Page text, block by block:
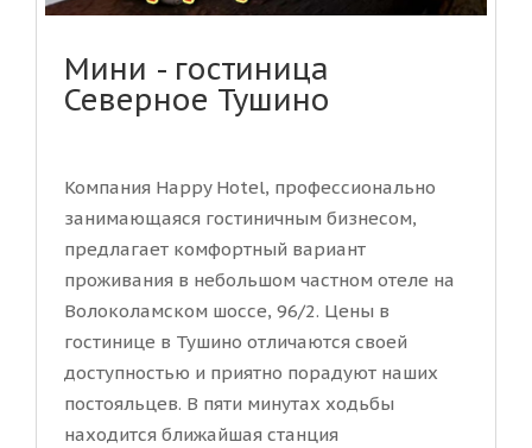
Мини - гостиница
Северное Тушино
Компания Happy Hotel, профессионально
занимающаяся гостиничным бизнесом,
предлагает комфортный вариант
проживания в небольшом частном отеле на
Волоколамском шоссе, 96/2. Цены в
гостинице в Тушино отличаются своей
доступностью и приятно порадуют наших
постояльцев. В пяти минутах ходьбы
находится ближайшая станция